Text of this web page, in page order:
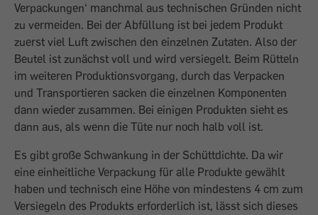
Verpackungen‘ manchmal aus technischen Gründen nicht
zu vermeiden. Bei der Abfüllung ist bei jedem Produkt
zuerst viel Luft zwischen den einzelnen Zutaten. Also der
Beutel ist zunächst voll und wird versiegelt. Beim Rütteln
im weiteren Produktionsvorgang, durch das Verpacken
und Transportieren sacken die einzelnen Komponenten
dann wieder zusammen. Bei einigen Produkten sieht es
dann aus, als wenn die Tüte nur noch halb voll ist.
Es gibt große Schwankung in der Schüttdichte. Da wir
eine einheitliche Verpackung für alle Produkte gewählt
haben und technisch eine Höhe von mindestens 4 cm zum
Versiegeln des Produkts erforderlich ist, lässt sich dieses